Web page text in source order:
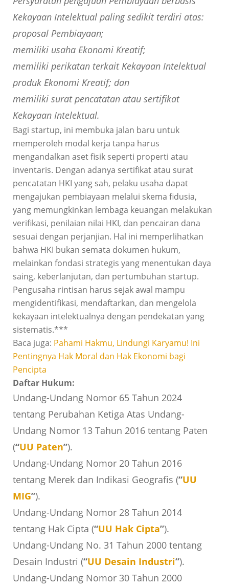
Kekayaan Intelektual paling sedikit terdiri atas:
proposal Pembiayaan;
memiliki usaha Ekonomi Kreatif;
memiliki perikatan terkait Kekayaan Intelektual
produk Ekonomi Kreatif; dan
memiliki surat pencatatan atau sertifikat
Kekayaan Intelektual.
Bagi startup, ini membuka jalan baru untuk
memperoleh modal kerja tanpa harus
mengandalkan aset fisik seperti properti atau
inventaris. Dengan adanya sertifikat atau surat
pencatatan HKI yang sah, pelaku usaha dapat
mengajukan pembiayaan melalui skema fidusia,
yang memungkinkan lembaga keuangan melakukan
verifikasi, penilaian nilai HKI, dan pencairan dana
sesuai dengan perjanjian. Hal ini memperlihatkan
bahwa HKI bukan semata dokumen hukum,
melainkan fondasi strategis yang menentukan daya
saing, keberlanjutan, dan pertumbuhan startup.
Pengusaha rintisan harus sejak awal mampu
mengidentifikasi, mendaftarkan, dan mengelola
kekayaan intelektualnya dengan pendekatan yang
sistematis.***
Baca juga: Pahami Hakmu, Lindungi Karyamu! Ini
Pentingnya Hak Moral dan Hak Ekonomi bagi
Pencipta
Daftar Hukum:
Undang-Undang Nomor 65 Tahun 2024
tentang Perubahan Ketiga Atas Undang-
Undang Nomor 13 Tahun 2016 tentang Paten
(“UU Paten”).
Undang-Undang Nomor 20 Tahun 2016
tentang Merek dan Indikasi Geografis (“UU
MIG”).
Undang-Undang Nomor 28 Tahun 2014
tentang Hak Cipta (“UU Hak Cipta”).
Undang-Undang No. 31 Tahun 2000 tentang
Desain Industri (“UU Desain Industri”).
Undang-Undang Nomor 30 Tahun 2000